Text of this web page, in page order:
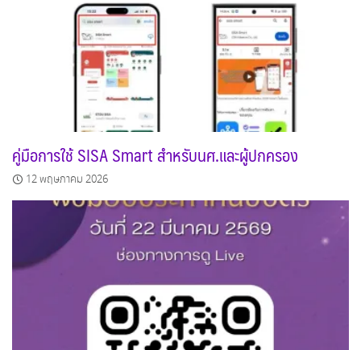
คู่มือการใช้ SISA Smart สำหรับนศ.และผู้ปกครอง
12 พฤษภาคม 2026